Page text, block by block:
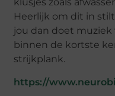
klusjes zoals
Heerlijk om dit in
jou dan doet muziek
binnen de kortste
strijkplank.
https://